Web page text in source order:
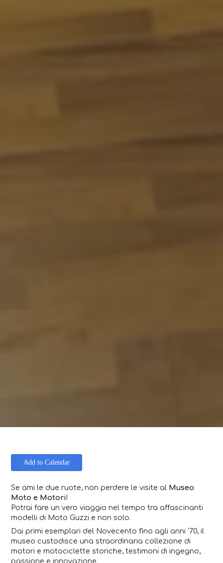
Add to Calendar
Se ami le due ruote, non perdere le visite al Museo
Moto e Motori!
Potrai fare un vero viaggio nel tempo tra affascinanti
modelli di Moto Guzzi e non solo.
Dai primi esemplari del Novecento fino agli anni ’70, il
museo custodisce una straordinaria collezione di
motori e motociclette storiche, testimoni di ingegno,
passione e innovazione.